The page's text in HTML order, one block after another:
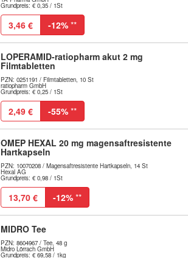
Grundpreis: € 0,35 / 1St
3,46 € -12% **
LOPERAMID-ratiopharm akut 2 mg
Filmtabletten
PZN: 0251191 / Filmtabletten, 10 St
ratiopharm GmbH
Grundpreis: € 0,25 / 1St
2,49 € -55% **
OMEP HEXAL 20 mg magensaftresistente
Hartkapseln
PZN: 10070208 / Magensaftresistente Hartkapseln, 14 St
Hexal AG
Grundpreis: € 0,98 / 1St
13,70 € -12% **
MIDRO Tee
PZN: 8604967 / Tee, 48 g
Midro Lörrach GmbH
Grundpreis: € 69,58 / 1kg